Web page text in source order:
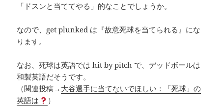
「ドスンと当ててやる」的なことでしょうか。
なので、get plunked は『故意死球を当てられる』にな
ります。
なお、死球は英語では hit by pitch で、デッドボールは
和製英語だそうです。
（関連投稿→ 大谷選手に当てないでほしい：「死球」の
英語は
）